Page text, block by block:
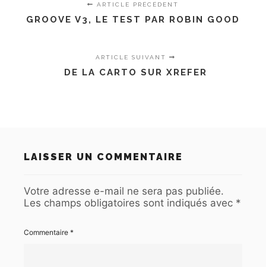
ARTICLE PRÉCÉDENT
GROOVE V3, LE TEST PAR ROBIN GOOD
ARTICLE SUIVANT
DE LA CARTO SUR XREFER
LAISSER UN COMMENTAIRE
Votre adresse e-mail ne sera pas publiée.
Les champs obligatoires sont indiqués avec *
Commentaire *